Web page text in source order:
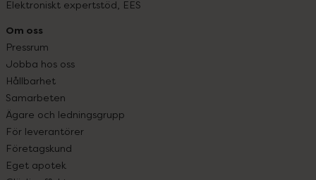
Elektroniskt expertstöd, EES
Om oss
Pressrum
Jobba hos oss
Hållbarhet
Samarbeten
Ägare och ledningsgrupp
För leverantörer
Företagskund
Eget apotek